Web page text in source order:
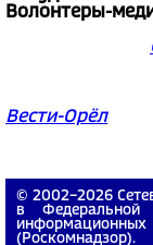
Волонтеры-
Вести-Орёл
© 2002−2026
в
(Роскомнадзор).